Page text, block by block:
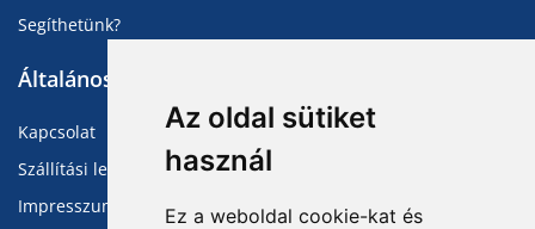
Az oldal sütiket
használ
Ez a weboldal cookie-kat és
Segíthetünk?
Általános Információk
Kapcsolat
Szállítási lehetőségek
Impresszum